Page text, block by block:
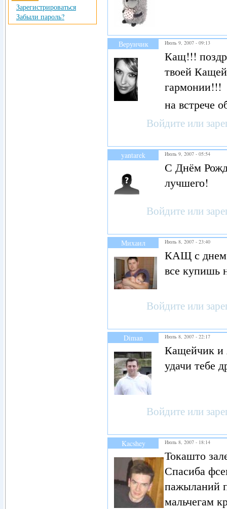
Верунчик Июль 9, 2007 - 09:13
Кащ!!!
твоей
гармонии!!!
на встрече
Войдите или
yantarek Июль 9, 2007 - 05:54
С Днём
лучшего!
Войдите или
Михаил Июль 8, 2007 - 23:40
КАЩ с днем
все
Войдите или
Diman Июль 8, 2007 - 22:17
Кащейчик и
удачи тебе
Войдите или
Kacshey Июль 8, 2007 - 18:14
Токашто
Спасиба
пажыланий
мальчегам
Зарегистрироваться
Забыли пароль?